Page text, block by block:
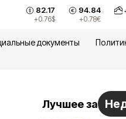
82.17
+0.76$
94.84
+0.78€
документы
Лучшее за